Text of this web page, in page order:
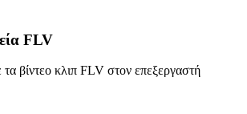
FLV
βίντεο κλιπ FLV στον επεξεργαστή